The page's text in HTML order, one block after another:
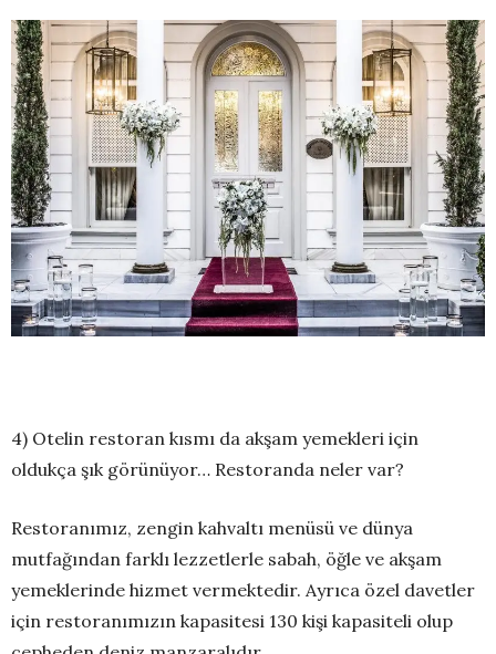
4) Otelin restoran kısmı da akşam yemekleri için
oldukça şık görünüyor… Restoranda neler var?
Restoranımız, zengin kahvaltı menüsü ve dünya
mutfağından farklı lezzetlerle sabah, öğle ve akşam
yemeklerinde hizmet vermektedir. Ayrıca özel davetler
için restoranımızın kapasitesi 130 kişi kapasiteli olup